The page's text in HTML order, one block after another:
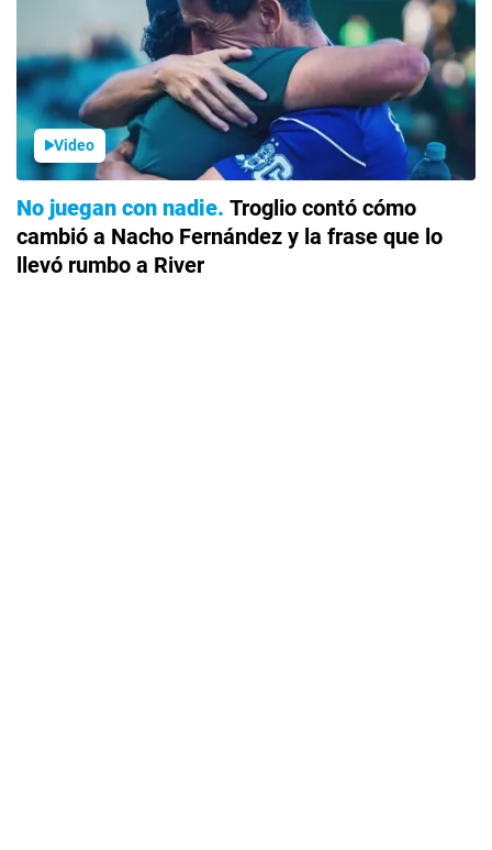
Video
No juegan con nadie Troglio contó cómo
cambió a Nacho Fernández y la frase que lo
llevó rumbo a River